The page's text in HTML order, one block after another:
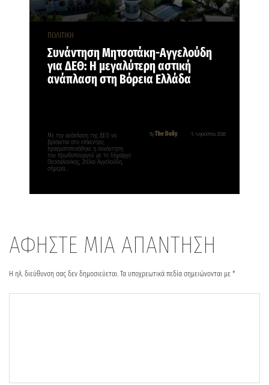
ΠΟΛΙΤΙΚΗ
Συνάντηση Μητσοτάκη-Αγγελούδη
για ΔΕΘ: Η μεγαλύτερη αστική
ανάπλαση στη Βόρεια Ελλάδα
By The Daily 5 Αυγούστου, 2026
Με την ανάπλαση της ΔΕΘ να
βρίσκεται στο επίκεντρο,
πραγματοποιήθηκε η συνάντηση
του πρωθυπουργού με το δήμαρχο
Θεσσαλονίκης, Στέλιο Αγγελούδη,
σήμερα…
ΑΦΗΣΤΕ ΜΙΑ ΑΠΑΝΤΗΣΗ
Η ηλ. διεύθυνση σας δεν δημοσιεύεται. Τα υποχρεωτικά πεδία σημειώνονται με *